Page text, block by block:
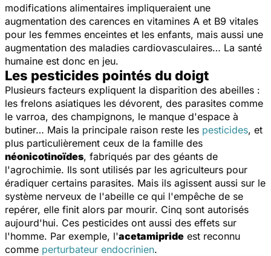
modifications alimentaires impliqueraient une
augmentation des carences en vitamines A et B9 vitales
pour les femmes enceintes et les enfants, mais aussi une
augmentation des maladies cardiovasculaires… La santé
humaine est donc en jeu.
Les pesticides pointés du doigt
Plusieurs facteurs expliquent la disparition des abeilles :
les frelons asiatiques les dévorent, des parasites comme
le varroa, des champignons, le manque d'espace à
butiner… Mais la principale raison reste les pesticides, et
plus particulièrement ceux de la famille des
néonicotinoïdes, fabriqués par des géants de
l'agrochimie. Ils sont utilisés par les agriculteurs pour
éradiquer certains parasites. Mais ils agissent aussi sur le
système nerveux de l'abeille ce qui l'empêche de se
repérer, elle finit alors par mourir. Cinq sont autorisés
aujourd'hui. Ces pesticides ont aussi des effets sur
l'homme. Par exemple, l'acetamipride est reconnu
comme perturbateur endocrinien.